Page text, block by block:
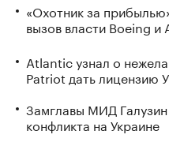
«Охотник за
вызов власти Boeing и
Atlantic узнал о
Patriot дать лицензию
Замглавы МИД
конфликта на Украине